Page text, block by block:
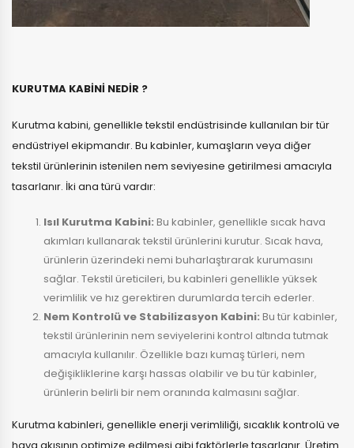
KURUTMA KABİNİ NEDİR ?
Kurutma kabini, genellikle tekstil endüstrisinde kullanılan bir tür
endüstriyel ekipmandır. Bu kabinler, kumaşların veya diğer
tekstil ürünlerinin istenilen nem seviyesine getirilmesi amacıyla
tasarlanır. İki ana türü vardır:
Isıl Kurutma Kabini: Bu kabinler, genellikle sıcak hava
akımları kullanarak tekstil ürünlerini kurutur. Sıcak hava,
ürünlerin üzerindeki nemi buharlaştırarak kurumasını
sağlar. Tekstil üreticileri, bu kabinleri genellikle yüksek
verimlilik ve hız gerektiren durumlarda tercih ederler.
Nem Kontrolü ve Stabilizasyon Kabini: Bu tür kabinler,
tekstil ürünlerinin nem seviyelerini kontrol altında tutmak
amacıyla kullanılır. Özellikle bazı kumaş türleri, nem
değişikliklerine karşı hassas olabilir ve bu tür kabinler,
ürünlerin belirli bir nem oranında kalmasını sağlar.
Kurutma kabinleri, genellikle enerji verimliliği, sıcaklık kontrolü ve